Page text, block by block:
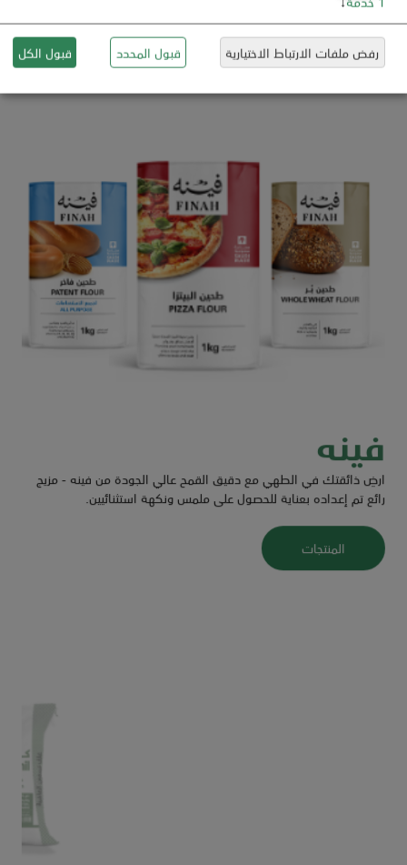
المنتجات
فينه
ارضِ ذائقتك في الطهي مع دقيق القمح عالي الجودة من فينه - مزيج
رائع تم إعداده بعناية للحصول على ملمس ونكهة استثنائيين.
المنتجات
رفض ملفات الارتباط الاختيارية قبول المحدد قبول الكل